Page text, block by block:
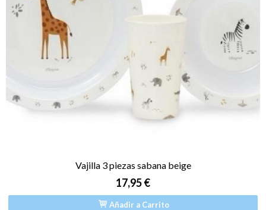
Vajilla 3 piezas sabana beige
17,95 €
Añadir a Carrito